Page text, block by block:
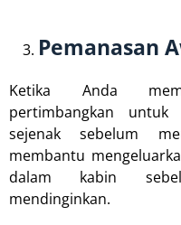
Pemanasan
Ketika Anda
pertimbangkan untuk
sejenak sebelum
membantu
dalam kabin
mendinginkan.